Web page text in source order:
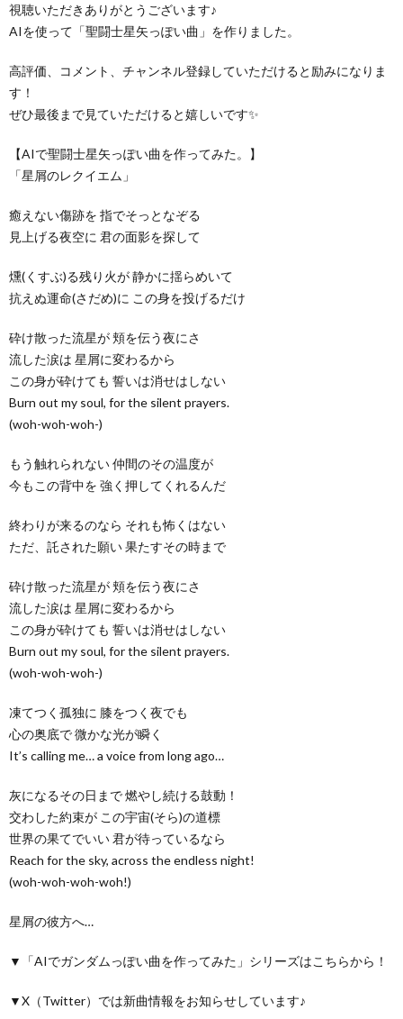
視聴いただきありがとうございます♪
AIを使って「聖闘士星矢っぽい曲」を作りました。
高評価、コメント、チャンネル登録していただけると励みになりま
す！
ぜひ最後まで見ていただけると嬉しいです✨
【AIで聖闘士星矢っぽい曲を作ってみた。】
「星屑のレクイエム」
癒えない傷跡を 指でそっとなぞる
見上げる夜空に 君の面影を探して
燻(くすぶ)る残り火が 静かに揺らめいて
抗えぬ運命(さだめ)に この身を投げるだけ
砕け散った流星が 頬を伝う夜にさ
流した涙は 星屑に変わるから
この身が砕けても 誓いは消せはしない
Burn out my soul, for the silent prayers.
(woh-woh-woh-)
もう触れられない 仲間のその温度が
今もこの背中を 強く押してくれるんだ
終わりが来るのなら それも怖くはない
ただ、託された願い 果たすその時まで
砕け散った流星が 頬を伝う夜にさ
流した涙は 星屑に変わるから
この身が砕けても 誓いは消せはしない
Burn out my soul, for the silent prayers.
(woh-woh-woh-)
凍てつく孤独に 膝をつく夜でも
心の奥底で 微かな光が瞬く
It’s calling me… a voice from long ago…
灰になるその日まで 燃やし続ける鼓動！
交わした約束が この宇宙(そら)の道標
世界の果てでいい 君が待っているなら
Reach for the sky, across the endless night!
(woh-woh-woh-woh!)
星屑の彼方へ…
▼「AIでガンダムっぽい曲を作ってみた」シリーズはこちらから！
▼X（Twitter）では新曲情報をお知らせしています♪